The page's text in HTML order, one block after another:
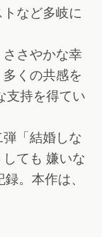
など多岐に
さやかな幸
くの共感を
支持を得てい
弾「結婚しな
ても 嫌いな
。本作は、